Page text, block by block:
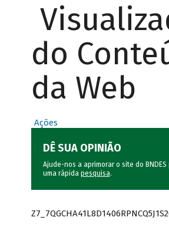
do
da Web
Ações
DÊ SUA OPINIÃO
Ajude-nos a aprimorar o site do
uma rápida pesquisa.